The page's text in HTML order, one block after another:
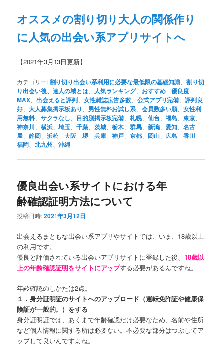
オススメの割り切り大人の関係作り
に人気の出会い系アプリサイトへ
【2021年3月13日更新】
カテゴリー:割り切り出会い系利用に必要な最低限の基礎知識 、割り切
り出会い後、達人の域とは
人気ランキング、 おすすめ 、優良度
MAX 、出会えると評判 、女性雑誌広告多数 、公式アプリ完備 、評判良
好、大人募集掲示板あり 男性無料お試し系 、会員数多い順 、女性利
用無料 、サクラなし 目的別掲示板完備 、札幌、仙台 、福島 、東京
神奈川 、横浜 、埼玉 、千葉 、茨城 、栃木 、群馬 、新潟 、愛知 、名古
屋 、静岡 、浜松 、大阪 、堺 、兵庫 、神戸 、京都 岡山 広島 、香川
福岡 、北九州 、沖縄
優良出会い系サイトにおける年
齢確認証明方法について
投稿日時:2021年3月12日
出会えるまともな出会い系アプリやサイトでは、いま、18歳以上
の利用です。
優良と評価されている出会いアプリサイトに登録した後、18歳以
上の年齢確認証明をサイトにアップする必要があるんですね。
年齢確認のしかたは2点。
１．身分証明証のサイトへのアップロード（運転免許証や健康保
険証が一般的。）をする
身分証明証では、あくまで年齢確認だけ必要なため、名前や住所
など個人情報に関する所は必要ない。不必要な部分はつぶしてア
ップして良いんですよね。